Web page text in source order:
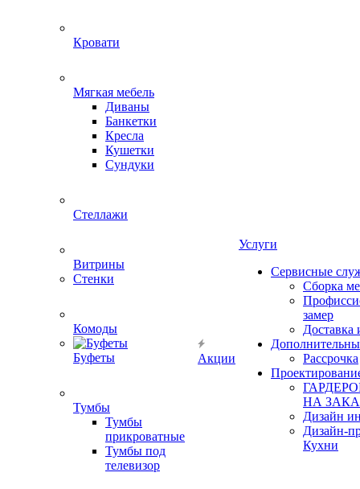
Кровати
Мягкая мебель
Диваны
Банкетки
Кресла
Кушетки
Сундуки
Стеллажи
Витрины
Стенки
Комоды
Буфеты
Тумбы
Тумбы
прикроватные
Тумбы под
телевизор
Акции
Услуги
Сервисные
Сборка
замер
Доставка
Рассрочка
НА
Дизайн
Дизайн-
Кухни